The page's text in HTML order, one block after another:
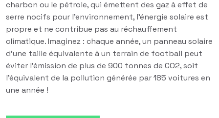
charbon ou le pétrole, qui émettent des gaz à effet de
serre nocifs pour l'environnement, l'énergie solaire est
propre et ne contribue pas au réchauffement
climatique. Imaginez : chaque année, un panneau solaire
d'une taille équivalente à un terrain de football peut
éviter l'émission de plus de 900 tonnes de CO2, soit
l'équivalent de la pollution générée par 185 voitures en
une année !